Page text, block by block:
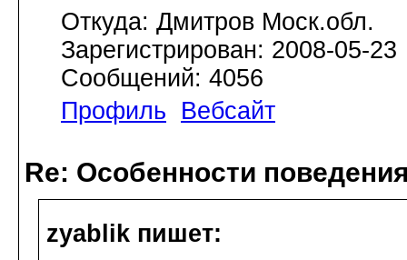
Откуда: Дмитров Моск.обл.
Зарегистрирован: 2008-05-23
Сообщений: 4056
Профиль
Вебсайт
Re: Особенности
zyablik пишет: